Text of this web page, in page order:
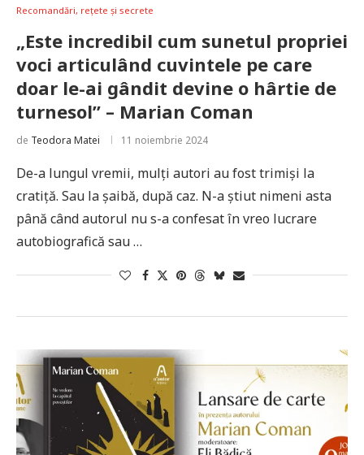
Recomandări, rețete și secrete
„Este incredibil cum sunetul propriei
voci articulând cuvintele pe care
doar le-ai gândit devine o hârtie de
turnesol” – Marian Coman
de Teodora Matei 11 noiembrie 2024
De-a lungul vremii, mulți autori au fost trimiși la
cratiță. Sau la șaibă, după caz. N-a știut nimeni asta
până când autorul nu s-a confesat în vreo lucrare
autobiografică sau …